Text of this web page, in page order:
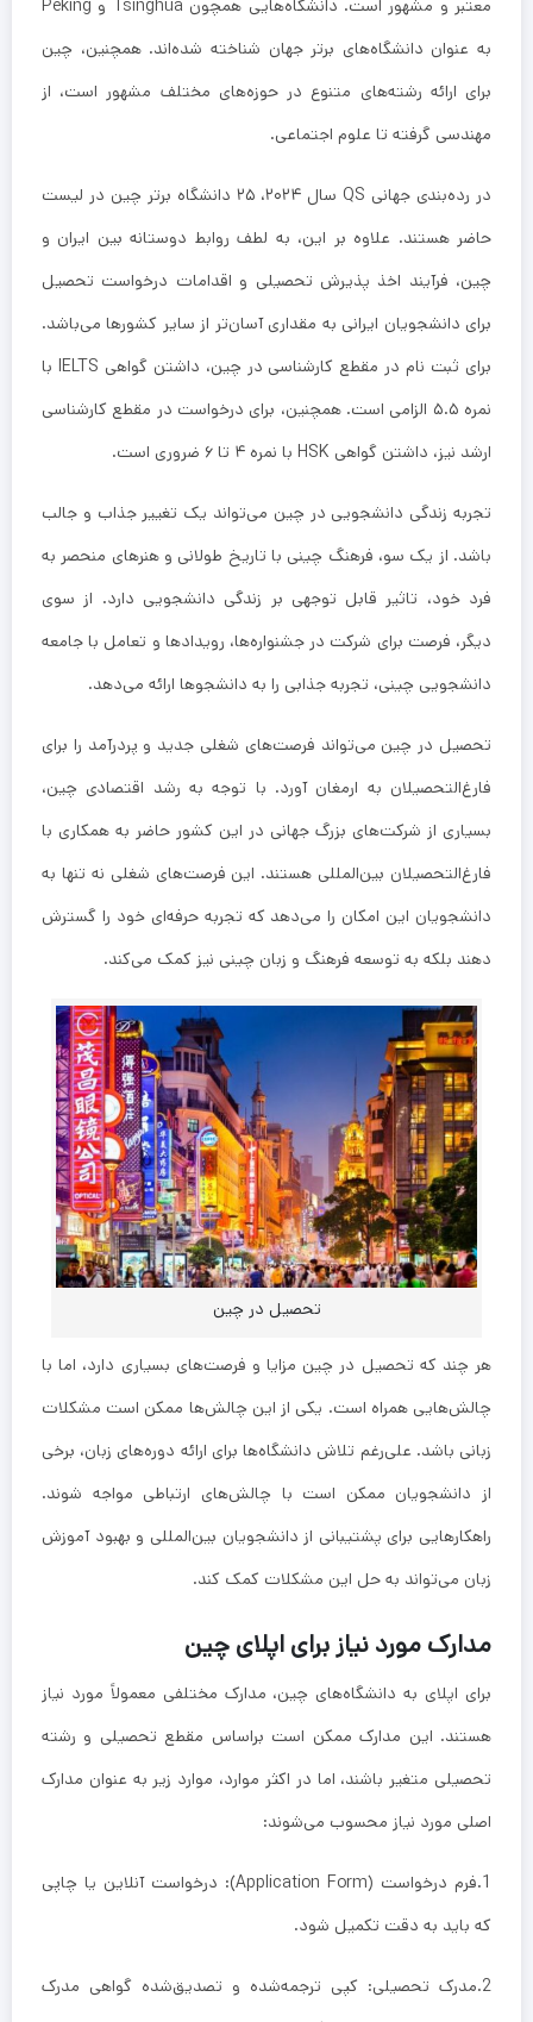
معتبر و مشهور است. دانشگاه‌هایی همچون Tsinghua و Peking
به عنوان دانشگاه‌های برتر جهان شناخته شده‌اند. همچنین، چین
برای ارائه رشته‌های متنوع در حوزه‌های مختلف مشهور است، از
مهندسی گرفته تا علوم اجتماعی.
در رده‌بندی جهانی QS سال ۲۰۲۴، ۲۵ دانشگاه برتر چین در لیست
حاضر هستند. علاوه بر این، به لطف روابط دوستانه بین ایران و
چین، فرآیند اخذ پذیرش تحصیلی و اقدامات درخواست تحصیل
برای دانشجویان ایرانی به مقداری آسان‌تر از سایر کشورها می‌باشد.
برای ثبت نام در مقطع کارشناسی در چین، داشتن گواهی IELTS با
نمره ۵.۵ الزامی است. همچنین، برای درخواست در مقطع کارشناسی
ارشد نیز، داشتن گواهی HSK با نمره ۴ تا ۶ ضروری است.
تجربه زندگی دانشجویی در چین می‌تواند یک تغییر جذاب و جالب
باشد. از یک سو، فرهنگ چینی با تاریخ طولانی و هنرهای منحصر به
فرد خود، تاثیر قابل توجهی بر زندگی دانشجویی دارد. از سوی
دیگر، فرصت برای شرکت در جشنواره‌ها، رویدادها و تعامل با جامعه
دانشجویی چینی، تجربه جذابی را به دانشجوها ارائه می‌دهد.
تحصیل در چین می‌تواند فرصت‌های شغلی جدید و پردرآمد را برای
فارغ‌التحصیلان به ارمغان آورد. با توجه به رشد اقتصادی چین،
بسیاری از شرکت‌های بزرگ جهانی در این کشور حاضر به همکاری با
فارغ‌التحصیلان بین‌المللی هستند. این فرصت‌های شغلی نه تنها به
دانشجویان این امکان را می‌دهد که تجربه حرفه‌ای خود را گسترش
دهند بلکه به توسعه فرهنگ و زبان چینی نیز کمک می‌کند.
تحصیل در چین
هر چند که تحصیل در چین مزایا و فرصت‌های بسیاری دارد، اما با
چالش‌هایی همراه است. یکی از این چالش‌ها ممکن است مشکلات
زبانی باشد. علی‌رغم تلاش دانشگاه‌ها برای ارائه دوره‌های زبان، برخی
از دانشجویان ممکن است با چالش‌های ارتباطی مواجه شوند.
راهکارهایی برای پشتیبانی از دانشجویان بین‌المللی و بهبود آموزش
زبان می‌تواند به حل این مشکلات کمک کند.
مدارک مورد نیاز برای اپلای چین
برای اپلای به دانشگاه‌های چین، مدارک مختلفی معمولاً مورد نیاز
هستند. این مدارک ممکن است براساس مقطع تحصیلی و رشته
تحصیلی متغیر باشند، اما در اکثر موارد، موارد زیر به عنوان مدارک
اصلی مورد نیاز محسوب می‌شوند:
1.فرم درخواست (Application Form): درخواست آنلاین یا چاپی
که باید به دقت تکمیل شود.
2.مدرک تحصیلی: کپی ترجمه‌شده و تصدیق‌شده گواهی مدرک